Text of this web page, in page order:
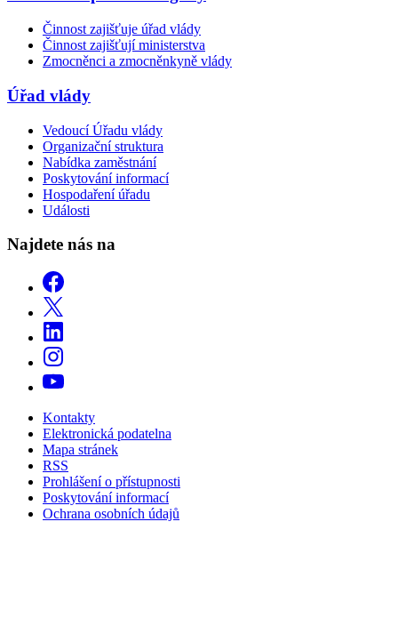
Činnost zajišťuje úřad vlády
Činnost zajišťují ministerstva
Zmocněnci a zmocněnkyně vlády
Úřad vlády
Vedoucí Úřadu vlády
Organizační struktura
Nabídka zaměstnání
Poskytování informací
Hospodaření úřadu
Události
Najdete nás na
Kontakty
Elektronická podatelna
Mapa stránek
RSS
Prohlášení o přístupnosti
Poskytování informací
Ochrana osobních údajů